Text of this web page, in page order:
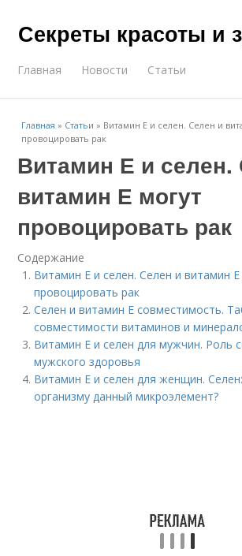
Секреты красоты и
Главная Новости Статьи
Главная » Статьи » Витамин Е и селен. Селен и
провоцировать рак
Витамин Е и селен.
витамин Е могут
провоцировать рак
Содержание
Витамин Е и селен. Селен и витамин Е
провоцировать рак
Селен и витамин Е совместимость.
совместимости витаминов и
Витамин Е и селен для мужчин. Роль
мужского здоровья
Витамин Е и селен для женщин.
организму данный микроэлемент?